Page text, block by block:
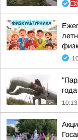
года
10:13